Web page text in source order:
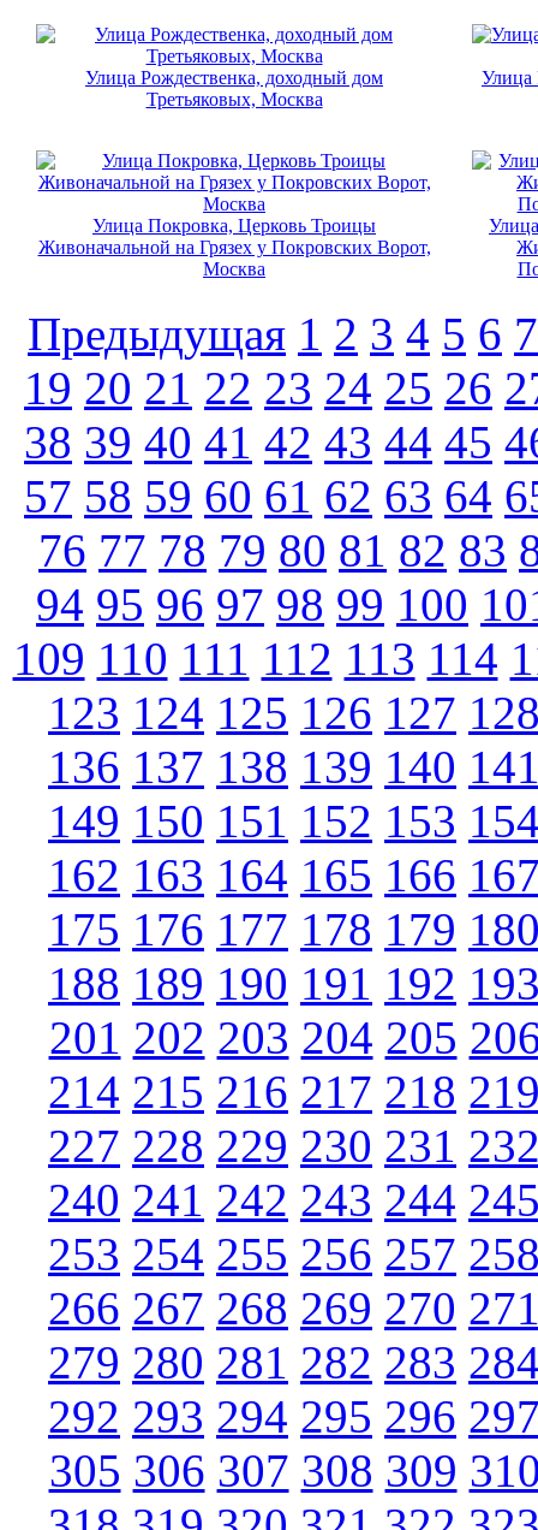
Улица Рождественка, доходный дом
Третьяковых, Москва
Улица
Улица Покровка, Церковь Троицы
Живоначальной на Грязех у Покровских Ворот,
Москва
Предыдущая 1 2 3 4 5 6 7
19 20 21 22 23 24 25 26
38 39 40 41 42 43 44 45
57 58 59 60 61 62 63 64
76 77 78 79 80 81 82 83
94 95 96 97 98 99 100
109 110 111 112 113 114
123 124 125 126 127
136 137 138 139 140
149 150 151 152 153
162 163 164 165 166
175 176 177 178 179
188 189 190 191 192
201 202 203 204 205
214 215 216 217 218
227 228 229 230 231
240 241 242 243 244
253 254 255 256 257
266 267 268 269 270
279 280 281 282 283
292 293 294 295 296
305 306 307 308 309